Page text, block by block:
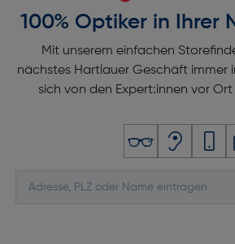
100% Optiker in Ihrer
Mit unserem einfachen
nächstes Hartlauer Geschäft immer
sich von den Expert:innen vor